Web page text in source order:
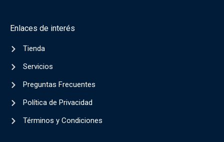
Enlaces de interés
Tienda
Servicios
Preguntas Frecuentes
Política de Privacidad
Términos y Condiciones